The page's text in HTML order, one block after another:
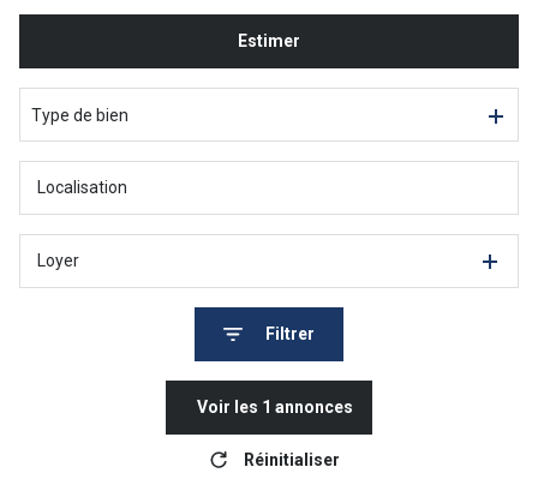
De l'immo pro
Estimer
Type de bien
Loyer
Filtrer
Voir les 1 annonces
Réinitialiser